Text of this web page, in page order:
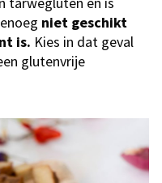
niet geschikt
is. Kies in dat geval
glutenvrije